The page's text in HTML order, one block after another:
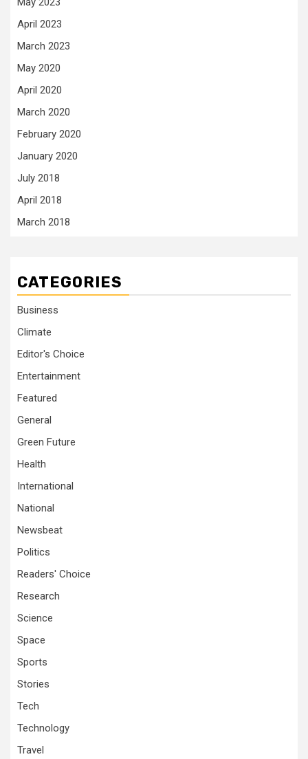
April 2023
March 2023
May 2020
April 2020
March 2020
February 2020
January 2020
July 2018
April 2018
March 2018
CATEGORIES
Business
Climate
Editor's Choice
Entertainment
Featured
General
Green Future
Health
International
National
Newsbeat
Politics
Readers' Choice
Research
Science
Space
Sports
Stories
Tech
Technology
Travel